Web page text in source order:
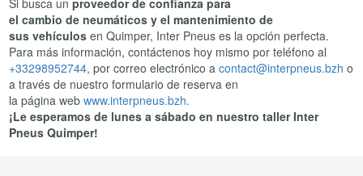
el cambio de neumáticos y el mantenimiento de
sus vehículos en Quimper, Inter Pneus es la opción perfecta.
Para más información, contáctenos hoy mismo por teléfono al
+33298952744, por correo electrónico a contact@interpneus.bzh o
a través de nuestro formulario de reserva en
la página web www.interpneus.bzh.
¡Le esperamos de lunes a sábado en nuestro taller Inter
Pneus Quimper!